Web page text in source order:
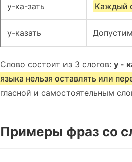
у-ка-зать Каждый
у-казать
Слово состоит из 3 слогов: у -
языка нельзя оставлять или
гласной и самостоятельным
Примеры фраз со